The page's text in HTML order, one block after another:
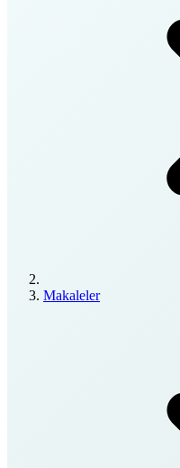
Makaleler